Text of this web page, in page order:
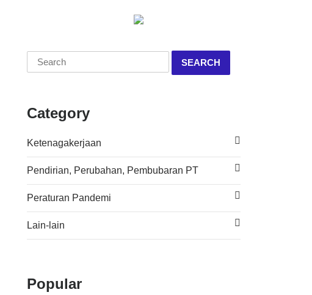
SEARCH
Category
Ketenagakerjaan
Pendirian, Perubahan, Pembubaran PT
Peraturan Pandemi
Lain-lain
Popular